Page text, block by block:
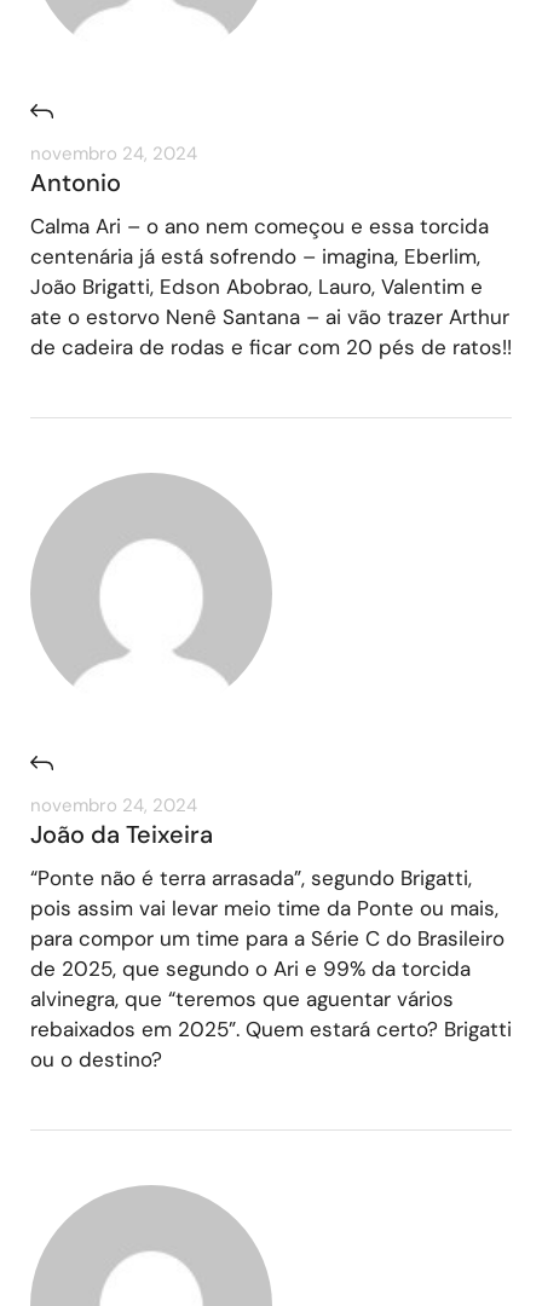
novembro 24, 2024
Antonio
Calma Ari – o ano nem começou e essa torcida
centenária já está sofrendo – imagina, Eberlim,
João Brigatti, Edson Abobrao, Lauro, Valentim e
ate o estorvo Nenê Santana – ai vão trazer Arthur
de cadeira de rodas e ficar com 20 pés de ratos!!
novembro 24, 2024
João da Teixeira
“Ponte não é terra arrasada”, segundo Brigatti,
pois assim vai levar meio time da Ponte ou mais,
para compor um time para a Série C do Brasileiro
de 2025, que segundo o Ari e 99% da torcida
alvinegra, que “teremos que aguentar vários
rebaixados em 2025”. Quem estará certo? Brigatti
ou o destino?